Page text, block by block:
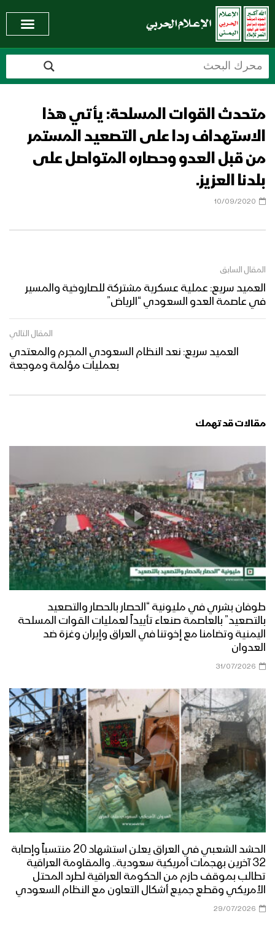
متحدث القوات المسلحة: يأتي هذا
الاستهداف ردا على التصعيد المستمر
من قبل العدو وحصاره المتواصل على
بلدنا العزيز.
10/09/2020
المقال السابق
العميد سريع: عملية عسكرية مشتركة للصاروخية والمسير
في عاصمة العدو السعودي “الرياض”
المقال التالي
العميد سريع: نعد النظام السعودي المجرم والمعتدي
بعمليات مؤلمة وموجعة
مقالات قد تهمك
طوفان بشري في مليونية “الحصار بالحصار والتصعيد
بالتصعيد” بالعاصمة صنعاء تأييداً لعمليات القوات المسلحة
اليمنية وتضامنا مع إخوتنا في العراق وإيران وغزة ضد
العدوان
31/07/2026
الحشد الشعبي في العراق يعلن استشهاد 20 منتسباً وإصابة
32 آخرين بهجمات أمريكية سعودية.. والمقاومة العراقية
تطالب بموقف حازم من الحكومة العراقية لطرد المحتل
الأمريكي وقطع جميع أشكال التعاون مع النظام السعودي
29/07/2026